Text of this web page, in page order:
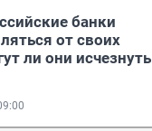
банки
от своих
ли они исчезнуть